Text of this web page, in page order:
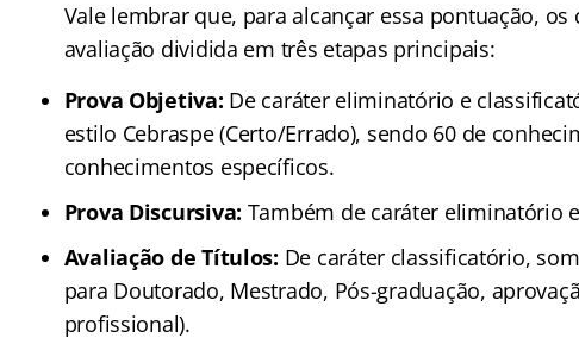
Vale lembrar que, para alcançar essa pontuação,
avaliação dividida em três etapas principais:
Prova Objetiva: De caráter eliminatório e
estilo Cebraspe (Certo/Errado), sendo 60 de
conhecimentos específicos.
Prova Discursiva: Também de caráter eliminatório
Avaliação de Títulos: De caráter classificatório,
para Doutorado, Mestrado, Pós-graduação,
profissional).